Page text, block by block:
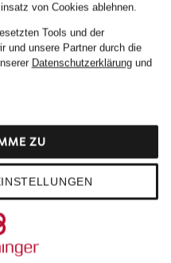
CI
mey
Schlafshorts Serie
von Cookies ablehnen.
Tools und der
und unsere Partner durch die
Datenschutzerklärungund
ZU